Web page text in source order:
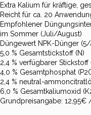
Extra Kalium für kräftige,
Reicht für ca. 20
Empfohlener
im Sommer (Juli/August)
Düngewert NPK-Dünger
5,0 % Gesamtstickstoff (N)
2,4 % verfügbarer
4,0 % Gesamtphosphat
2,4 % neutral-
6,0 % Gesamtkaliumoxid
Grundpreisangabe: 12,95€